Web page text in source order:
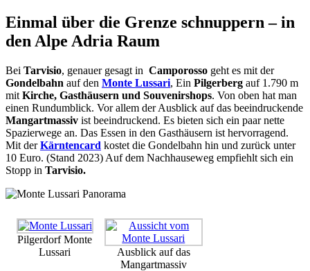
Einmal über die Grenze schnuppern – in
den Alpe Adria Raum
Bei Tarvisio, genauer gesagt in Camporosso geht es mit der
Gondelbahn auf den Monte Lussari, Ein Pilgerberg auf 1.790 m
mit Kirche, Gasthäusern und Souvenirshops. Von oben hat man
einen Rundumblick. Vor allem der Ausblick auf das beeindruckende
Mangartmassiv ist beeindruckend. Es bieten sich ein paar nette
Spazierwege an. Das Essen in den Gasthäusern ist hervorragend.
Mit derKärntencard kostet die Gondelbahn hin und zurück unter
10 Euro. (Stand 2023) Auf dem Nachhauseweg empfiehlt sich ein
Stopp in Tarvisio.
Pilgerdorf Monte
Lussari
Ausblick auf das
Mangartmassiv